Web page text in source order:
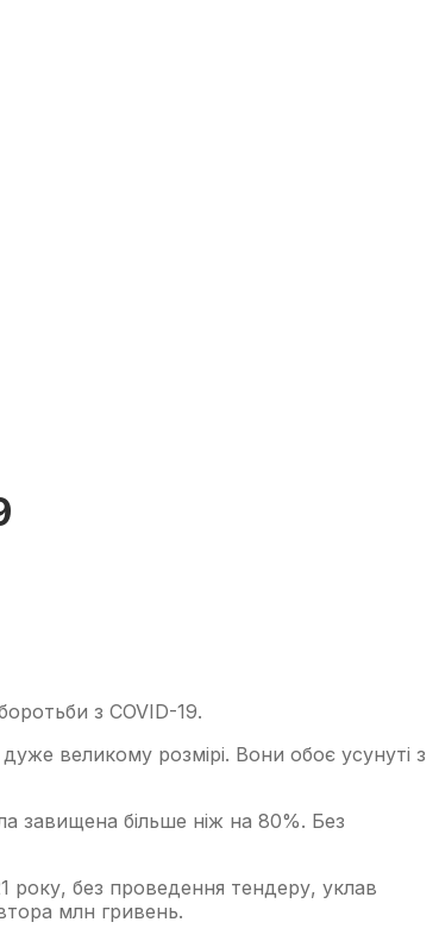
з COVID-19.
великому розмірі. Вони обоє усунуті з
завищена більше ніж на 80%. Без
року, без проведення тендеру, уклав
млн гривень.